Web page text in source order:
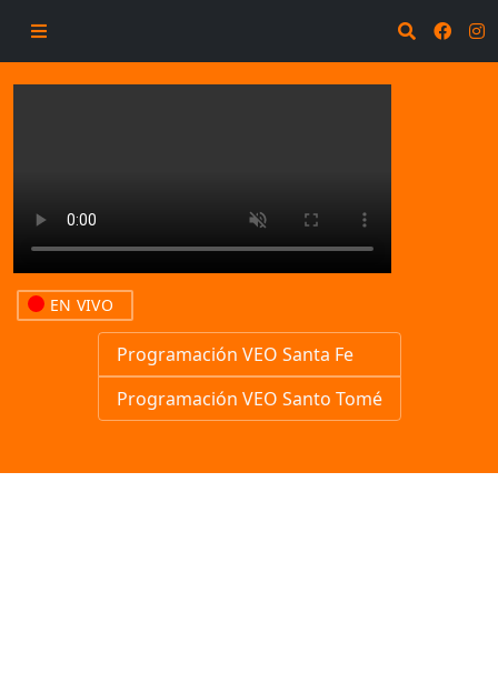
EN VIVO
Programación VEO Santa Fe
Programación VEO Santo Tomé